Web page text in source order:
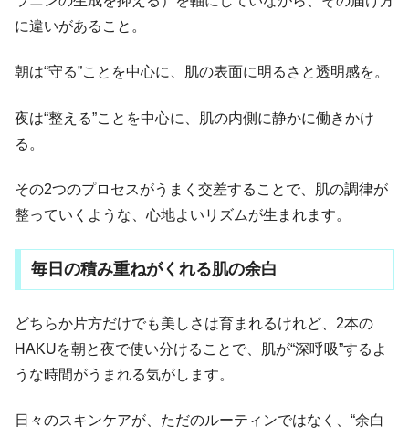
に違いがあること。
朝は“守る”ことを中心に、肌の表面に明るさと透明感を。
夜は“整える”ことを中心に、肌の内側に静かに働きかけ
る。
その2つのプロセスがうまく交差することで、肌の調律が
整っていくような、心地よいリズムが生まれます。
毎日の積み重ねがくれる肌の余白
どちらか片方だけでも美しさは育まれるけれど、2本の
HAKUを朝と夜で使い分けることで、肌が“深呼吸”するよ
うな時間がうまれる気がします。
日々のスキンケアが、ただのルーティンではなく、“余白